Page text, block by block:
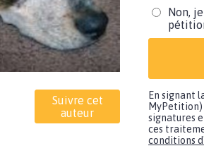
Suivre cet
auteur
Non,
En signant
MyPetition)
signatures
ces
conditions